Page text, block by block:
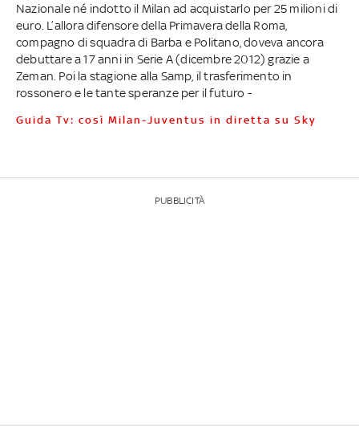
Nazionale né indotto il Milan ad acquistarlo per 25 milioni di
euro. L’allora difensore della Primavera della Roma,
compagno di squadra di Barba e Politano, doveva ancora
debuttare a 17 anni in Serie A (dicembre 2012) grazie a
Zeman. Poi la stagione alla Samp, il trasferimento in
rossonero e le tante speranze per il futuro -
Guida Tv: così Milan-Juventus in diretta su Sky
PUBBLICITÀ